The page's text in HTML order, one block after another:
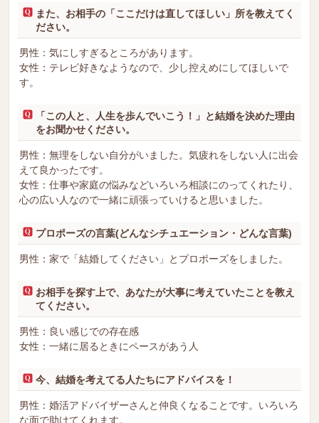
また、お相手の「ここだけは直してほしい」所を教えてく
ださい。
男性：気にしすぎるところがあります。
女性：テレビ好きなようなので、少し控えめにしてほしいで
す。
「この人と、人生を歩んでいこう！」と結婚を決めた理由
をお聞かせください。
男性：無理をしない自分がいました。気疲れをしない人に出会
えて良かったです。
女性：仕事や家庭の悩みなどいろいろ相談にのってくれたり、
心の広い人なので一緒に頑張っていけると思いました。
プロポーズの言葉(どんなシチュエーション・どんな言葉)
男性：家で「結婚してください」とプロポーズをしました。
お相手を探す上で、あなたが大事に考えていたことを教え
てください。
男性：良い感じでの存在感
女性：一緒に居るときにペースがあう人
今、結婚を考えてる人たちにアドバイスを！
男性：婚活アドバイザーさんと仲良くなることです。いろいろ
な面で助けてくれます。